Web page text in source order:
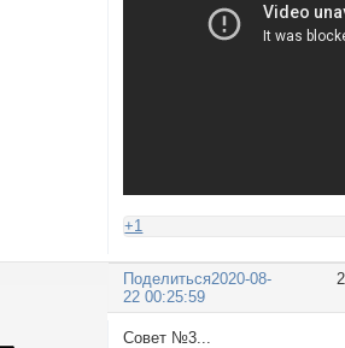
+1
Поделиться2020-08-
22 00:25:59
Совет №3...